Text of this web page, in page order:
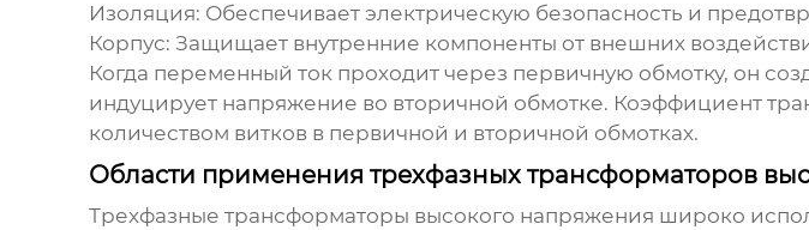
Изоляция: Обеспечивает электрическую безопасность и
Корпус: Защищает внутренние компоненты от внешних
Когда переменный ток проходит через первичную обмотку, он
индуцирует напряжение во вторичной обмотке. Коэффициент
количеством витков в первичной и вторичной обмотках.
Области применения трехфазных трансформаторов
Трехфазные трансформаторы высокого напряжения широко